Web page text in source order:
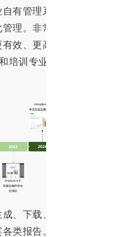
有管理系
理。非常
效、更高
培训专业
、下载、
类报告。